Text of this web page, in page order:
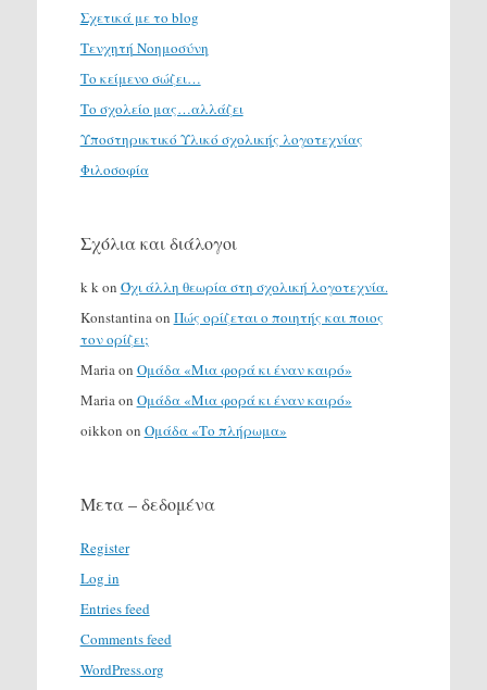
Σχετικά με το blog
Τενχητή Νοημοσύνη
Το κείμενο σώζει…
Το σχολείο μας…αλλάζει
Υποστηρικτικό Υλικό σχολικής λογοτεχνίας
Φιλοσοφία
Σχόλια και διάλογοι
k k on Όχι άλλη θεωρία στη σχολική λογοτεχνία.
Konstantina on Πώς ορίζεται ο ποιητής και ποιος
τον ορίζει;
Maria on Ομάδα «Μια φορά κι έναν καιρό»
Maria on Ομάδα «Μια φορά κι έναν καιρό»
oikkon on Ομάδα «Το πλήρωμα»
Μετα – δεδομένα
Register
Log in
Entries feed
Comments feed
WordPress.org